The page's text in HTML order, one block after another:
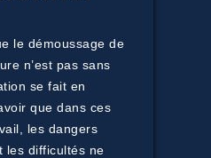
le démoussage de
n’est pas sans
se fait en
que dans ces
les dangers
les difficultés ne